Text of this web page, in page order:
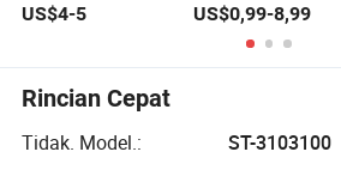
Logam
Tahan Karat
Tembaga
Penggilingan
US$4-5
Khusus untuk
Industri Otomotif
US$0,99-8,99
Rincian Cepat
Tidak. Model.:
ST-3103100